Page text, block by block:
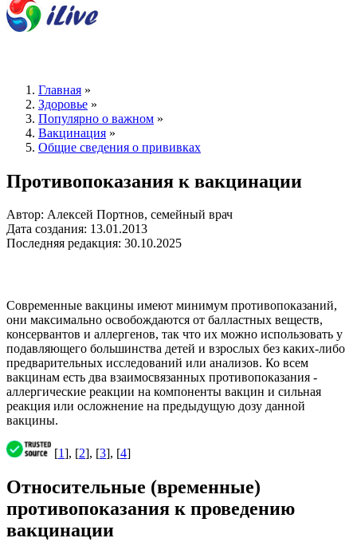
Главная »
Здоровье »
Популярно о важном »
Вакцинация »
Общие сведения о прививках
Противопоказания к вакцинации
Автор: Алексей Портнов, семейный врач
Дата создания: 13.01.2013
Последняя редакция: 30.10.2025
Современные вакцины имеют минимум противопоказаний,
они максимально освобождаются от балластных веществ,
консервантов и аллергенов, так что их можно использовать у
подавляющего большинства детей и взрослых без каких-либо
предварительных исследований или анализов. Ко всем
вакцинам есть два взаимосвязанных противопоказания -
аллергические реакции на компоненты вакцин и сильная
реакция или осложнение на предыдущую дозу данной
вакцины.
[1], [2], [3], [4]
Относительные (временные)
противопоказания к проведению
вакцинации